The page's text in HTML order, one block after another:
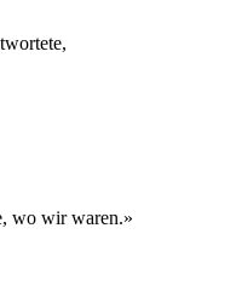
wo wir waren.»